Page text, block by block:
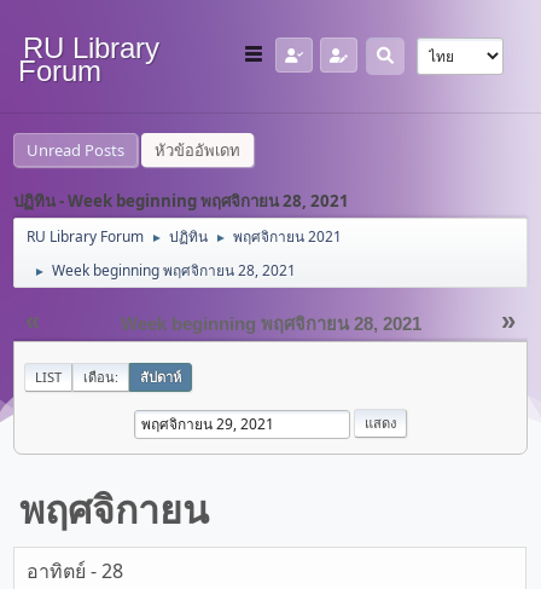
RU Library
Forum
Unread Posts หัวข้ออัพเดท
ปฏิทิน - Week beginning พฤศจิกายน 28, 2021
RU Library Forum ► ปฏิทิน ► พฤศจิกายน 2021
► Week beginning พฤศจิกายน 28, 2021
« »
Week beginning พฤศจิกายน 28, 2021
LIST เดือน: สัปดาห์
พฤศจิกายน
อาทิตย์ - 28